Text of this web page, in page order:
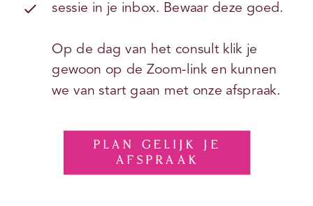
PLAN GELIJK JE
AFSPRAAK
sessie in je inbox. Bewaar deze goed.
Op de dag van het consult klik je
gewoon op de Zoom-link en kunnen
we van start gaan met onze afspraak.